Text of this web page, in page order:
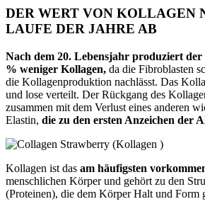
DER WERT VON KOLLAGEN
LAUFE DER JAHRE AB
Nach dem 20. Lebensjahr produziert
% weniger Kollagen, da die Fibroblasten
die Kollagenproduktion nachlässt. Das
und lose verteilt. Der Rückgang des
zusammen mit dem Verlust eines anderen
Elastin, die zu den ersten Anzeichen der
Kollagen ist das am häufigsten
menschlichen Körper und gehört zu den
(Proteinen), die dem Körper Halt und Form